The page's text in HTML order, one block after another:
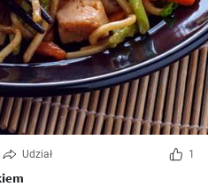
Udział 1